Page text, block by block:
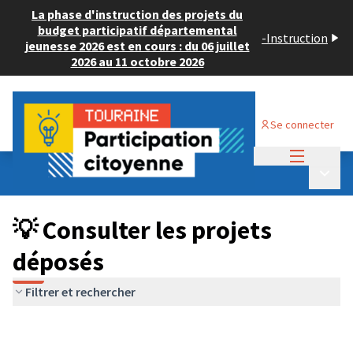
La phase d'instruction des projets du
budget participatif départemental
jeunesse 2026 est en cours : du 06 juillet
2026 au 11 octobre 2026
-Instruction
Se connecter
Budget Participatif JEUNESSE 2024
💡 Consulter les projets déposés
💡 Consulter les projets
déposés
Filtrer et rechercher